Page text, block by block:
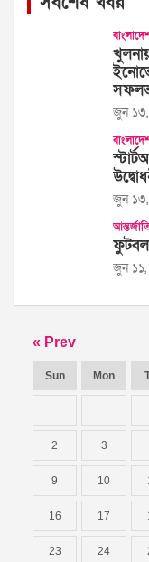
জুন
জুন
ফুটবল
জুন
« Prev
Sun Mon
2 3
9 10
16 17
23 24